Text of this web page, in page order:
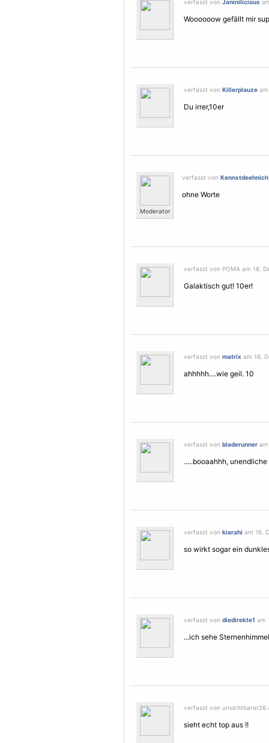
verfasst von Janinilicious
Woooooow gefällt mir
verfasst von Killerplauze
Du irrer,10er
Moderator
verfasst von Kennstdeehnich
ohne Worte
verfasst von POMA am 16.
Galaktisch gut! 10er!
verfasst von matrix am 16.
ahhhhh....wie geil. 10
verfasst von bladerunner
.....booaahhh,
verfasst von kiarahi am 16.
so wirkt sogar ein
verfasst von diedirekte1 am
...ich sehe
verfasst von unsichtbarer26
sieht echt top aus !!